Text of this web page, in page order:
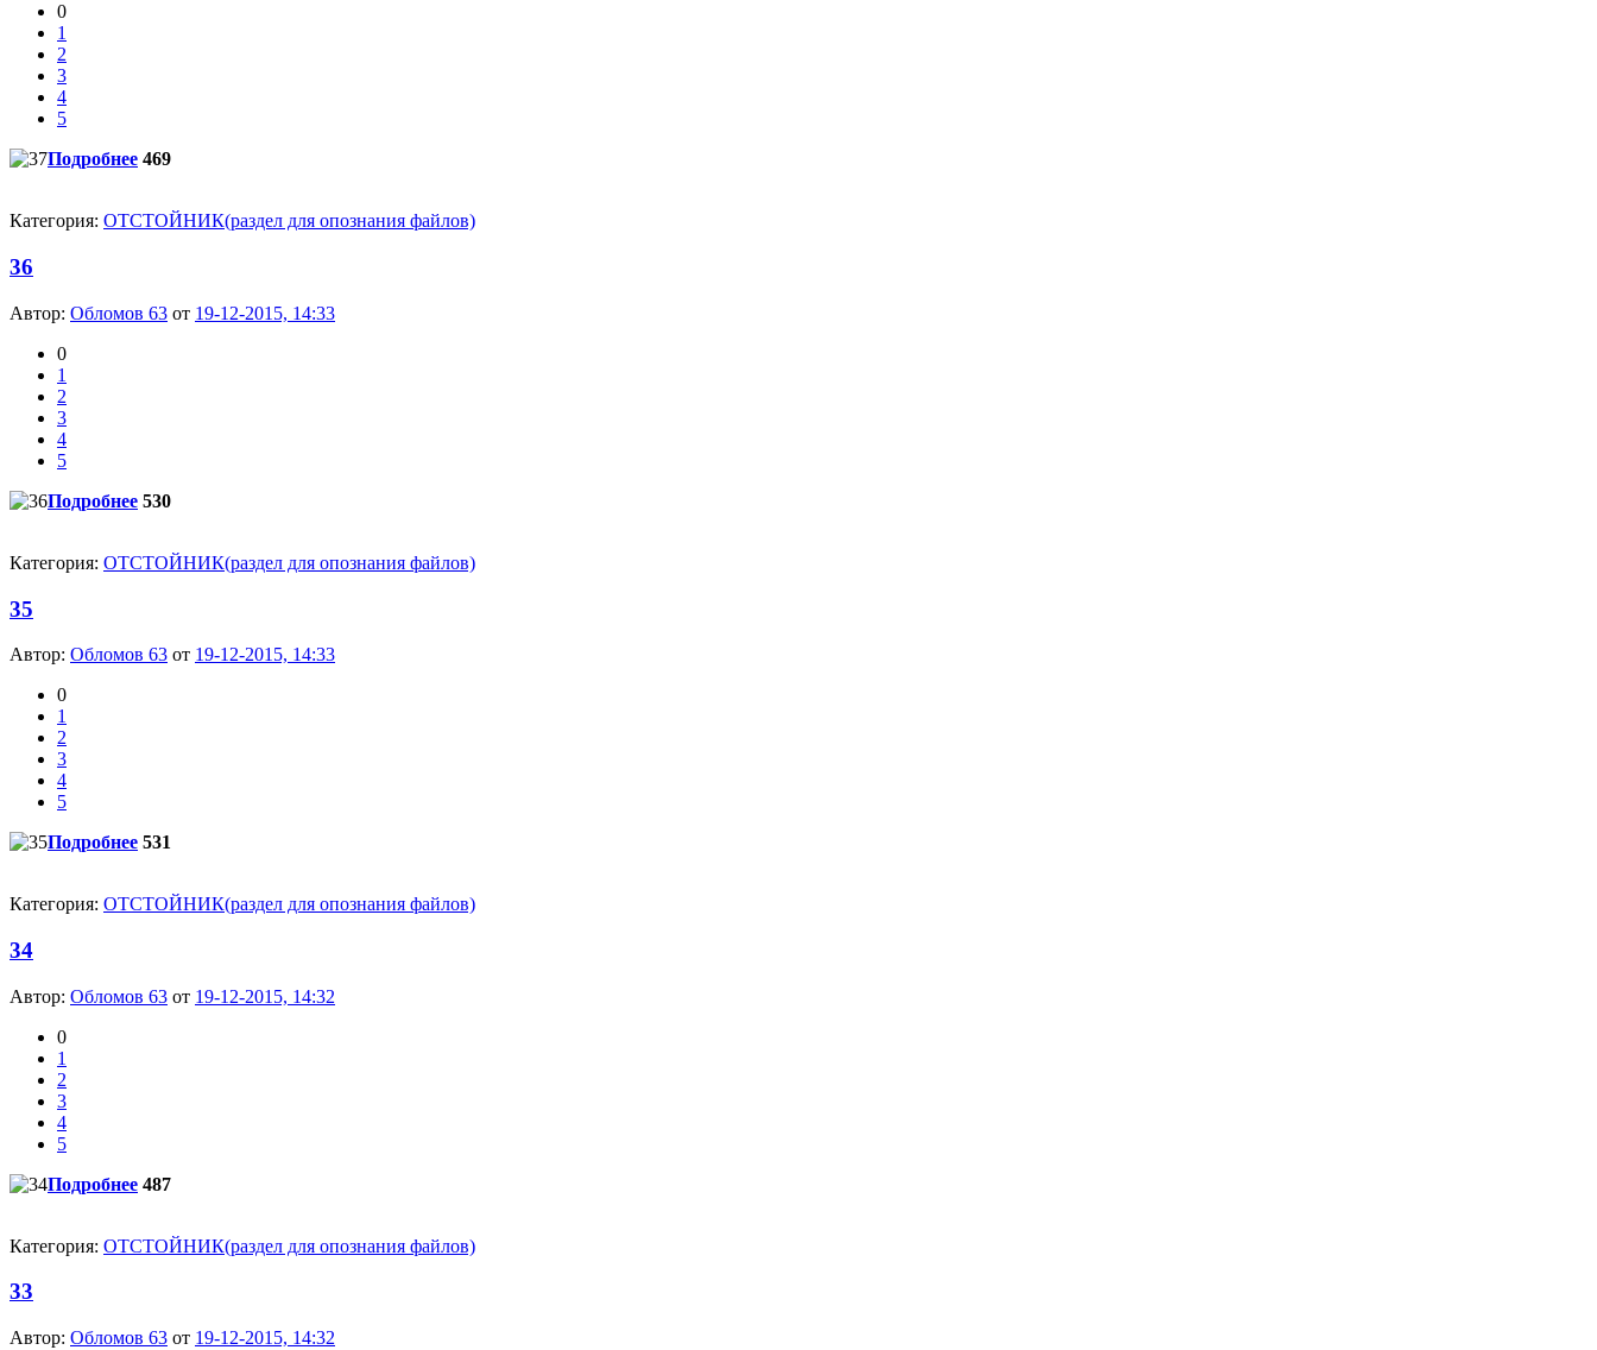
0
1
2
3
4
5
Подробнее 469
Категория: ОТСТОЙНИК(раздел для опознания файлов)
36
Автор: Обломов 63 от 19-12-2015, 14:33
0
1
2
3
4
5
Подробнее 530
Категория: ОТСТОЙНИК(раздел для опознания файлов)
35
Автор: Обломов 63 от 19-12-2015, 14:33
0
1
2
3
4
5
Подробнее 531
Категория: ОТСТОЙНИК(раздел для опознания файлов)
34
Автор: Обломов 63 от 19-12-2015, 14:32
0
1
2
3
4
5
Подробнее 487
Категория: ОТСТОЙНИК(раздел для опознания файлов)
33
Автор: Обломов 63 от 19-12-2015, 14:32